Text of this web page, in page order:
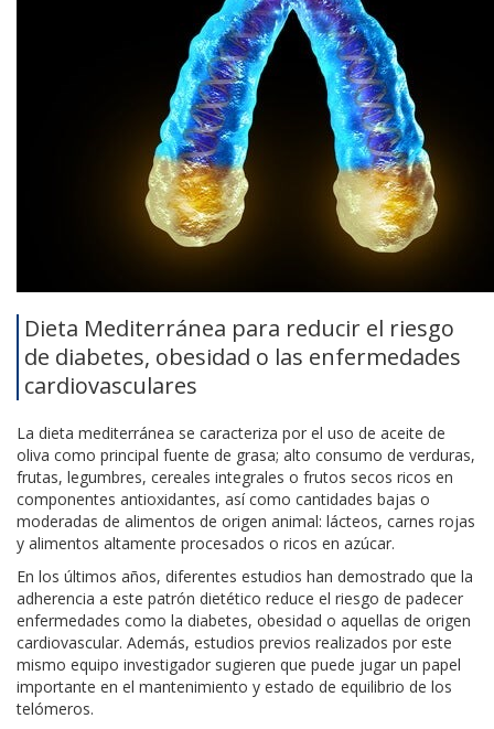
Dieta Mediterránea para reducir el riesgo
de diabetes, obesidad o las enfermedades
cardiovasculares
La dieta mediterránea se caracteriza por el uso de aceite de
oliva como principal fuente de grasa; alto consumo de verduras,
frutas, legumbres, cereales integrales o frutos secos ricos en
componentes antioxidantes, así como cantidades bajas o
moderadas de alimentos de origen animal: lácteos, carnes rojas
y alimentos altamente procesados o ricos en azúcar.
En los últimos años, diferentes estudios han demostrado que la
adherencia a este patrón dietético reduce el riesgo de padecer
enfermedades como la diabetes, obesidad o aquellas de origen
cardiovascular. Además, estudios previos realizados por este
mismo equipo investigador sugieren que puede jugar un papel
importante en el mantenimiento y estado de equilibrio de los
telómeros.